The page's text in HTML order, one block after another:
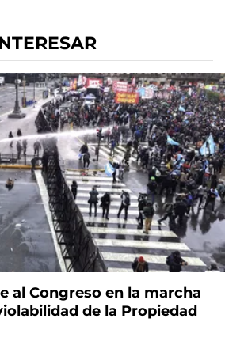
al Congreso en la marcha
de la Propiedad